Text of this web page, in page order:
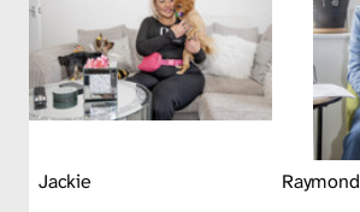
Jackie Raymond